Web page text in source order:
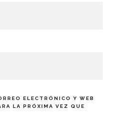
ELECTRÓNICO Y WEB
LA PRÓXIMA VEZ QUE